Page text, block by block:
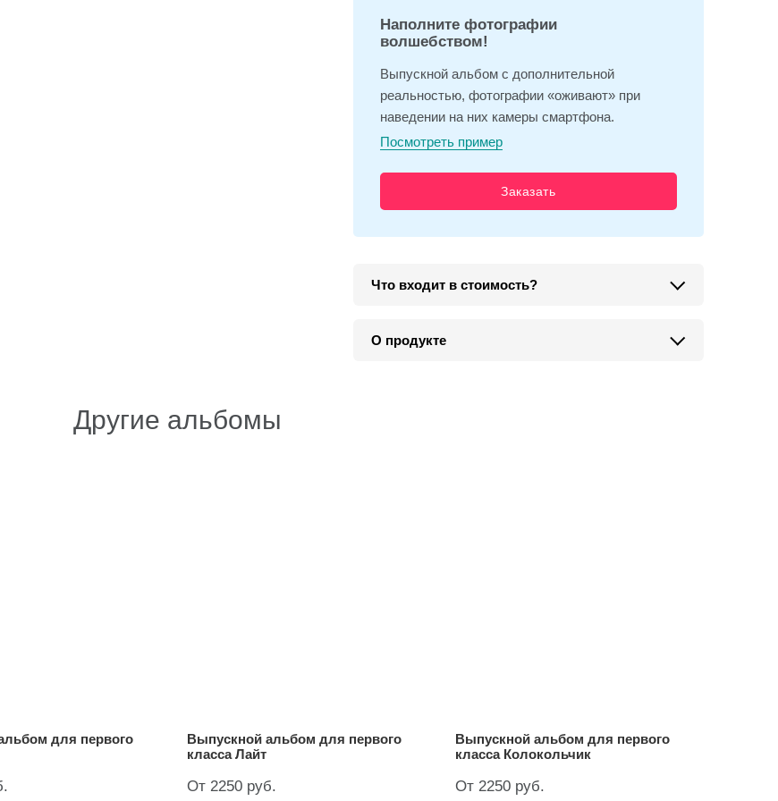
Наполните фотографии
волшебством!
Выпускной альбом с дополнительной
реальностью, фотографии «оживают» при
наведении на них камеры смартфона.
Посмотреть пример
Заказать
Что входит в стоимость?
О продукте
Другие альбомы
для первого
Выпускной альбом для первого
класса Лайт
От 2250 руб.
Выпускной альбом для первого
класса Колокольчик
От 2250 руб.